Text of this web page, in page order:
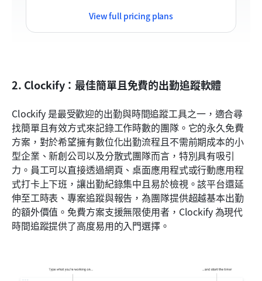
View full pricing plans
2. Clockify：最佳簡單且免費的出勤追蹤軟體
Clockify 是最受歡迎的出勤與時間追蹤工具之一，適合尋
找簡單且有效方式來記錄工作時數的團隊。它的永久免費
方案，對於希望擁有數位化出勤流程且不需前期成本的小
型企業、新創公司以及分散式團隊而言，特別具有吸引
力。員工可以直接透過網頁、桌面應用程式或行動應用程
式打卡上下班，讓出勤紀錄集中且易於檢視。該平台還延
伸至工時表、專案追蹤與報告，為團隊提供超越基本出勤
的額外價值。免費方案支援無限使用者，Clockify 為現代
時間追蹤提供了高度易用的入門選擇。